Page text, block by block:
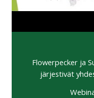
Flowerpecker ja
järjestivät